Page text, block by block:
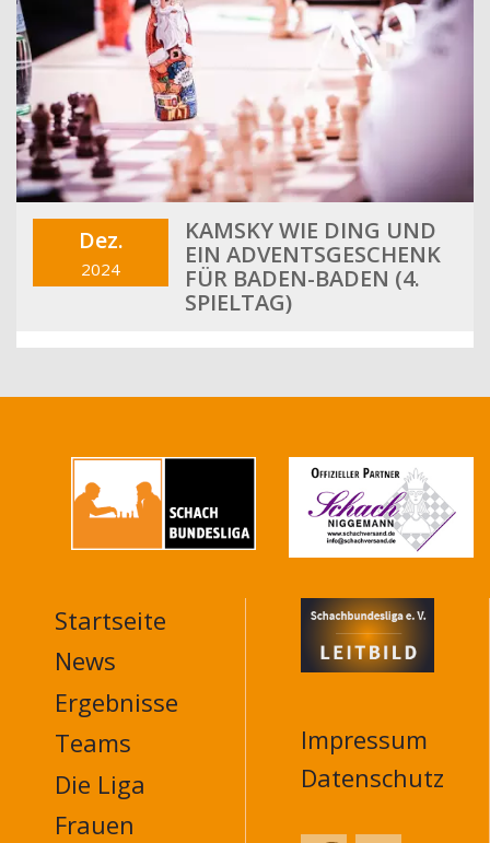
Dez.
2024
KAMSKY WIE DING UND
EIN ADVENTSGESCHENK
FÜR BADEN-BADEN (4.
SPIELTAG)
MAIN
NAVIGATION
FOOTER
Startseite
News
Ergebnisse
Teams
Die Liga
Frauen
Impressum
Datenschutz